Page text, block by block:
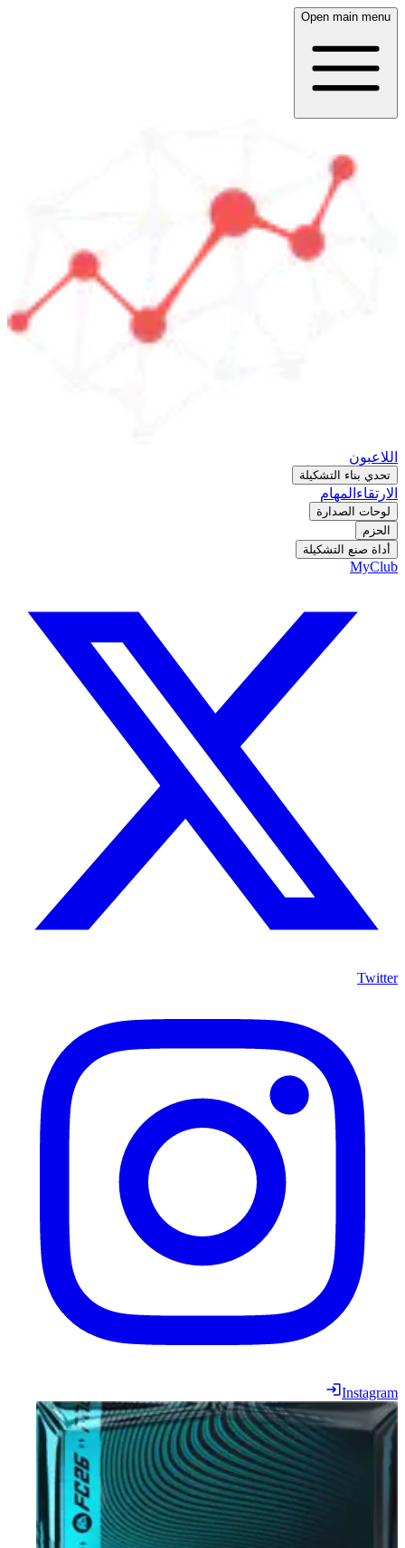
Open main menu
اللاعبون
تحدي بناء التشكيلة
الارتقاء المهام
لوحات الصدارة
الحزم
أداة صنع التشكيلة
MyClub
Twitter
Instagram